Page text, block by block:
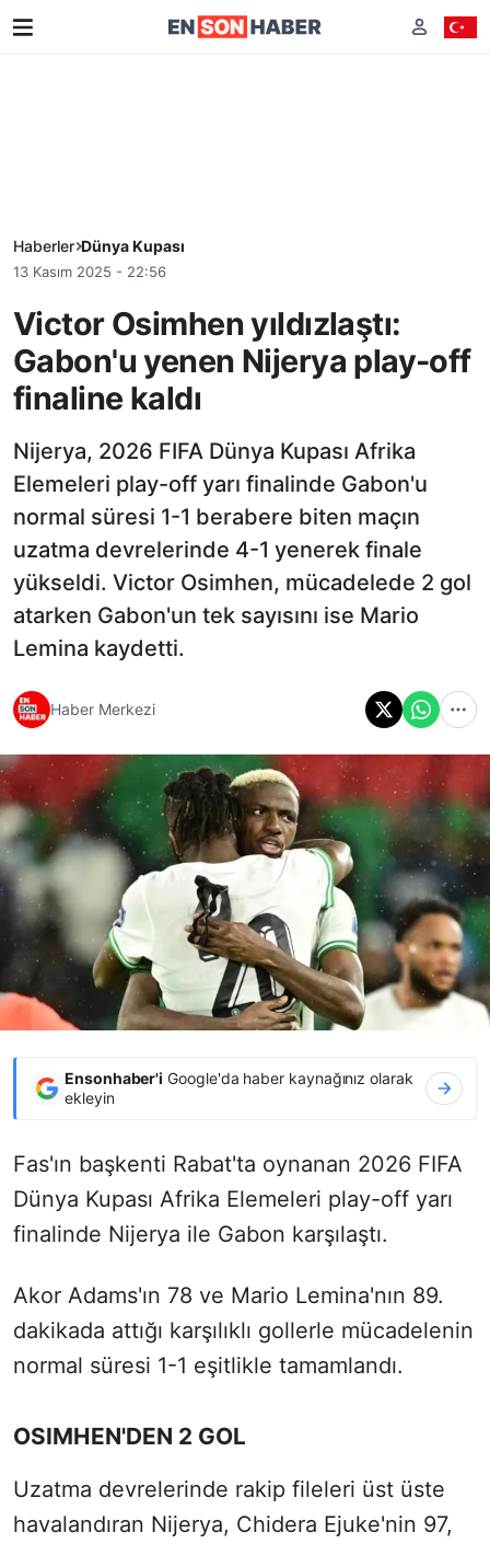
Haberler Dünya Kupası
13 Kasım 2025 - 22:56
Victor Osimhen yıldızlaştı:
Gabon'u yenen Nijerya play-off
finaline kaldı
Nijerya, 2026 FIFA Dünya Kupası Afrika
Elemeleri play-off yarı finalinde Gabon'u
normal süresi 1-1 berabere biten maçın
uzatma devrelerinde 4-1 yenerek finale
yükseldi. Victor Osimhen, mücadelede 2 gol
atarken Gabon'un tek sayısını ise Mario
Lemina kaydetti.
Haber Merkezi
Ensonhaber'i Google'da haber kaynağınız olarak
ekleyin
Fas'ın başkenti Rabat'ta oynanan 2026 FIFA
Dünya Kupası Afrika Elemeleri play-off yarı
finalinde Nijerya ile Gabon karşılaştı.
Akor Adams'ın 78 ve Mario Lemina'nın 89.
dakikada attığı karşılıklı gollerle mücadelenin
normal süresi 1-1 eşitlikle tamamlandı.
OSIMHEN'DEN 2 GOL
Uzatma devrelerinde rakip fileleri üst üste
havalandıran Nijerya, Chidera Ejuke'nin 97,